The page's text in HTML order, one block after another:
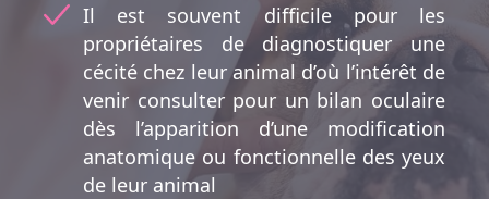
Il est souvent difficile pour les
propriétaires de diagnostiquer une
cécité chez leur animal d’où l’intérêt de
venir consulter pour un bilan oculaire
dès l’apparition d’une modification
anatomique ou fonctionnelle des yeux
de leur animal